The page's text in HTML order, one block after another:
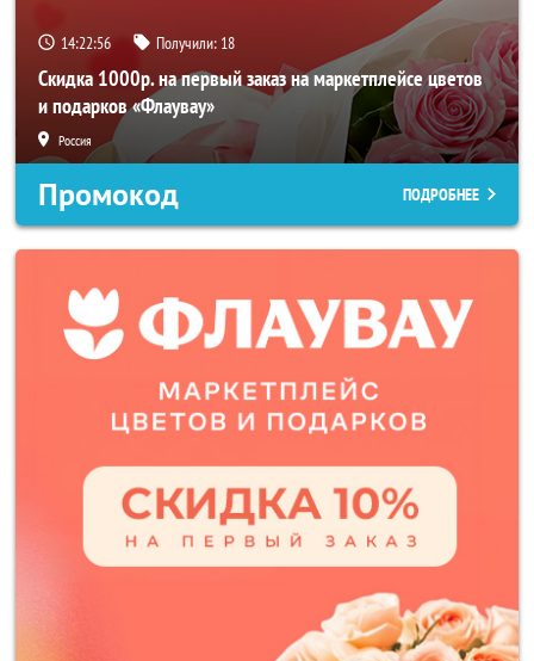
14:22:54 Получили: 18
Скидка 1000р. на первый заказ на маркетплейсе цветов
и подарков «Флаувау»
Россия
Промокод ПОДРОБНЕЕ